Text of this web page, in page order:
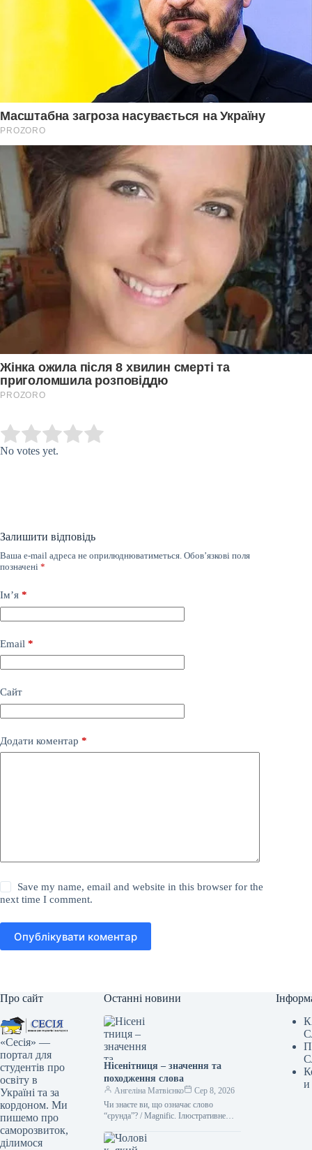
Rate this item:
No votes yet.
Залишити відповідь
Ваша e-mail адреса не оприлюднюватиметься. Обов’язкові поля
позначені *
Ім’я *
Email *
Сайт
Додати коментар *
Save my name, email and website in this browser for the
next time I comment.
Опублікувати коментар
Про сайт
«Сесія» —
портал для
студентів про
освіту в
Україні та за
кордоном. Ми
пишемо про
саморозвиток,
ділимося
Останні новини
Нісенітниця – значення та
походження слова
Ангеліна Матвієнко
Сер 8, 2026
Чи знаєте ви, що означає слово
“єрунда”? / Magnific. Ілюстративне
цікавішим за його зміст. Адже…
и